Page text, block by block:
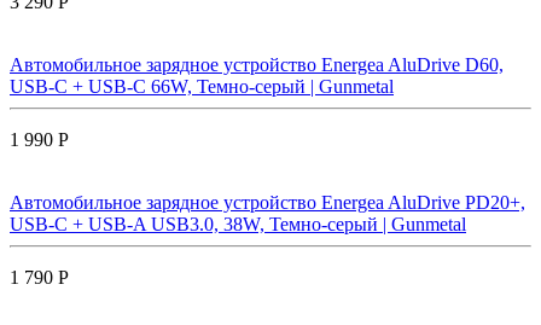
Автомобильное зарядное устройство Energea AluDrive D60,
USB-C + USB-С 66W, Темно-серый | Gunmetal
1 990 Р
Автомобильное зарядное устройство Energea AluDrive PD20+,
USB-C + USB-A USB3.0, 38W, Темно-серый | Gunmetal
1 790 Р